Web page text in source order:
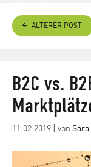
ÄLTERER POST
B2C vs.
Posted
11.02.2019 | von